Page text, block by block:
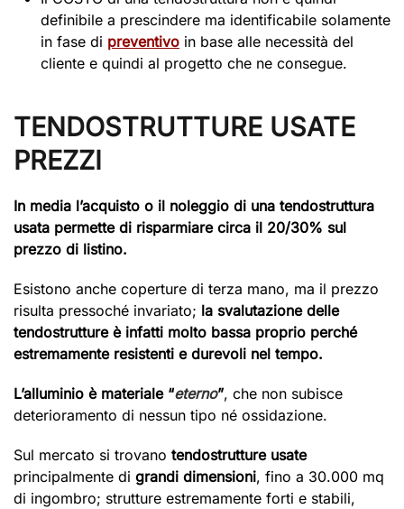
definibile a prescindere ma identificabile solamente
in fase di preventivo in base alle necessità del
cliente e quindi al progetto che ne consegue.
TENDOSTRUTTURE USATE
PREZZI
In media l’acquisto o il noleggio di una tendostruttura
usata permette di risparmiare circa il 20/30% sul
prezzo di listino.
Esistono anche coperture di terza mano, ma il prezzo
risulta pressoché invariato; la svalutazione delle
tendostrutture è infatti molto bassa proprio perché
estremamente resistenti e durevoli nel tempo.
L’alluminio è materiale “eterno”, che non subisce
deterioramento di nessun tipo né ossidazione.
Sul mercato si trovano tendostrutture usate
principalmente di grandi dimensioni, fino a 30.000 mq
di ingombro; strutture estremamente forti e stabili,